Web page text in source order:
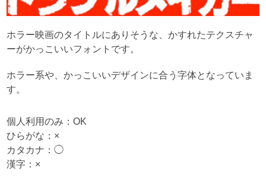
ホラー映画のタイトルにありそうな、かすれたテクスチャ
ーがかっこいいフォントです。
ホラー系や、かっこいいデザインに合う字体となっていま
す。
個人利用のみ：OK
ひらがな：×
カタカナ：◯
漢字：×